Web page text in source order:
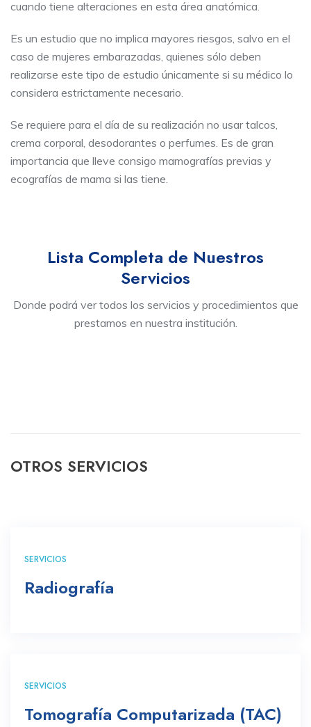
cuando tiene alteraciones en esta área anatómica.
Es un estudio que no implica mayores riesgos, salvo en el
caso de mujeres embarazadas, quienes sólo deben
realizarse este tipo de estudio únicamente si su médico lo
considera estrictamente necesario.
Se requiere para el día de su realización no usar talcos,
crema corporal, desodorantes o perfumes. Es de gran
importancia que lleve consigo mamografías previas y
ecografías de mama si las tiene.
Lista Completa de Nuestros
Servicios
Donde podrá ver todos los servicios y procedimientos que
prestamos en nuestra institución.
OTROS SERVICIOS
SERVICIOS
Radiografía
SERVICIOS
Tomografía Computarizada (TAC)